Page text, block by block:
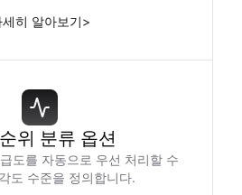
세히 알아보기>
위 분류 옵션
도를 자동으로 우선 처리할 수
도 수준을 정의합니다.